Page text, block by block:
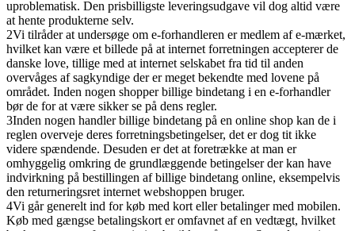
uproblematisk. Den prisbilligste leveringsudgave vil dog altid være
at hente produkterne selv.
2Vi tilråder at undersøge om e-forhandleren er medlem af e-mærket,
hvilket kan være et billede på at internet forretningen accepterer de
danske love, tillige med at internet selskabet fra tid til anden
overvåges af sagkyndige der er meget bekendte med lovene på
området. Inden nogen shopper billige bindetang i en e-forhandler
bør de for at være sikker se på dens regler.
3Inden nogen handler billige bindetang på en online shop kan de i
reglen overveje deres forretningsbetingelser, det er dog tit ikke
videre spændende. Desuden er det at foretrække at man er
omhyggelig omkring de grundlæggende betingelser der kan have
indvirkning på bestillingen af billige bindetang online, eksempelvis
den returneringsret internet webshoppen bruger.
4Vi går generelt ind for køb med kort eller betalinger med mobilen.
Køb med gængse betalingskort er omfavnet af en vedtægt, hvilket